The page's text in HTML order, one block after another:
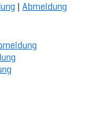
| Abmeldung